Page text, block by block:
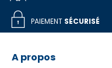
PAIEMENT SÉCURISÉ
A propos